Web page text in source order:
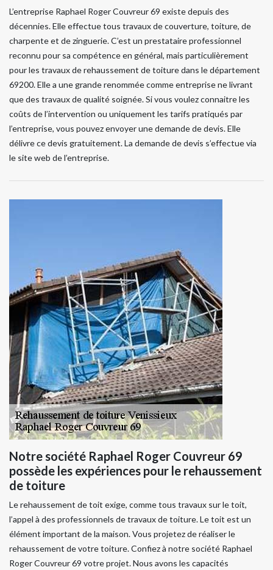
L’entreprise Raphael Roger Couvreur 69 existe depuis des
décennies. Elle effectue tous travaux de couverture, toiture, de
charpente et de zinguerie. C’est un prestataire professionnel
reconnu pour sa compétence en général, mais particulièrement
pour les travaux de rehaussement de toiture dans le département
69200. Elle a une grande renommée comme entreprise ne livrant
que des travaux de qualité soignée. Si vous voulez connaitre les
coûts de l’intervention ou uniquement les tarifs pratiqués par
l’entreprise, vous pouvez envoyer une demande de devis. Elle
délivre ce devis gratuitement. La demande de devis s’effectue via
le site web de l’entreprise.
Notre société Raphael Roger Couvreur 69
possède les expériences pour le rehaussement
de toiture
Le rehaussement de toit exige, comme tous travaux sur le toit,
l’appel à des professionnels de travaux de toiture. Le toit est un
élément important de la maison. Vous projetez de réaliser le
rehaussement de votre toiture. Confiez à notre société Raphael
Roger Couvreur 69 votre projet. Nous avons les capacités